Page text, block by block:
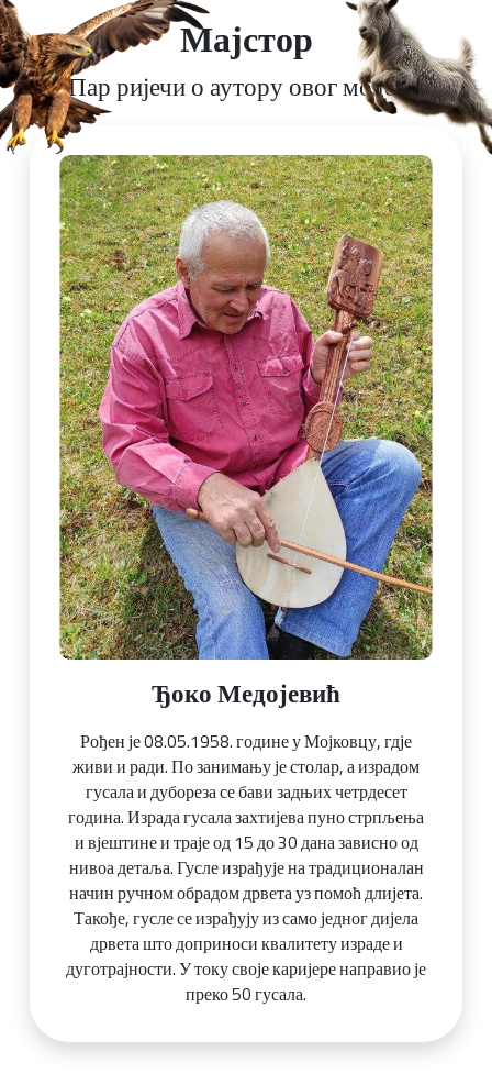
Мајстор
Пар ријечи о аутору овог модела.
Ђоко Медојевић
Рођен је 08.05.1958. године у Мојковцу, гдје
живи и ради. По занимању је столар, а израдом
гусала и дубореза се бави задњих четрдесет
година. Израда гусала захтијева пуно стрпљења
и вјештине и траје од 15 до 30 дана зависно од
нивоа детаља. Гусле израђује на традиционалан
начин ручном обрадом дрвета уз помоћ длијета.
Такође, гусле се израђују из само једног дијела
дрвета што доприноси квалитету израде и
дуготрајности. У току своје каријере направио је
преко 50 гусала.